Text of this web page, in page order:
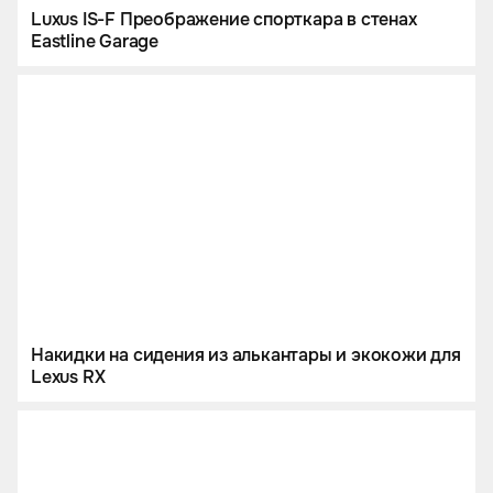
Luxus IS-F Преображение спорткара в стенах
Eastline Garage
Накидки на сидения из алькантары и экокожи для
Lexus RX